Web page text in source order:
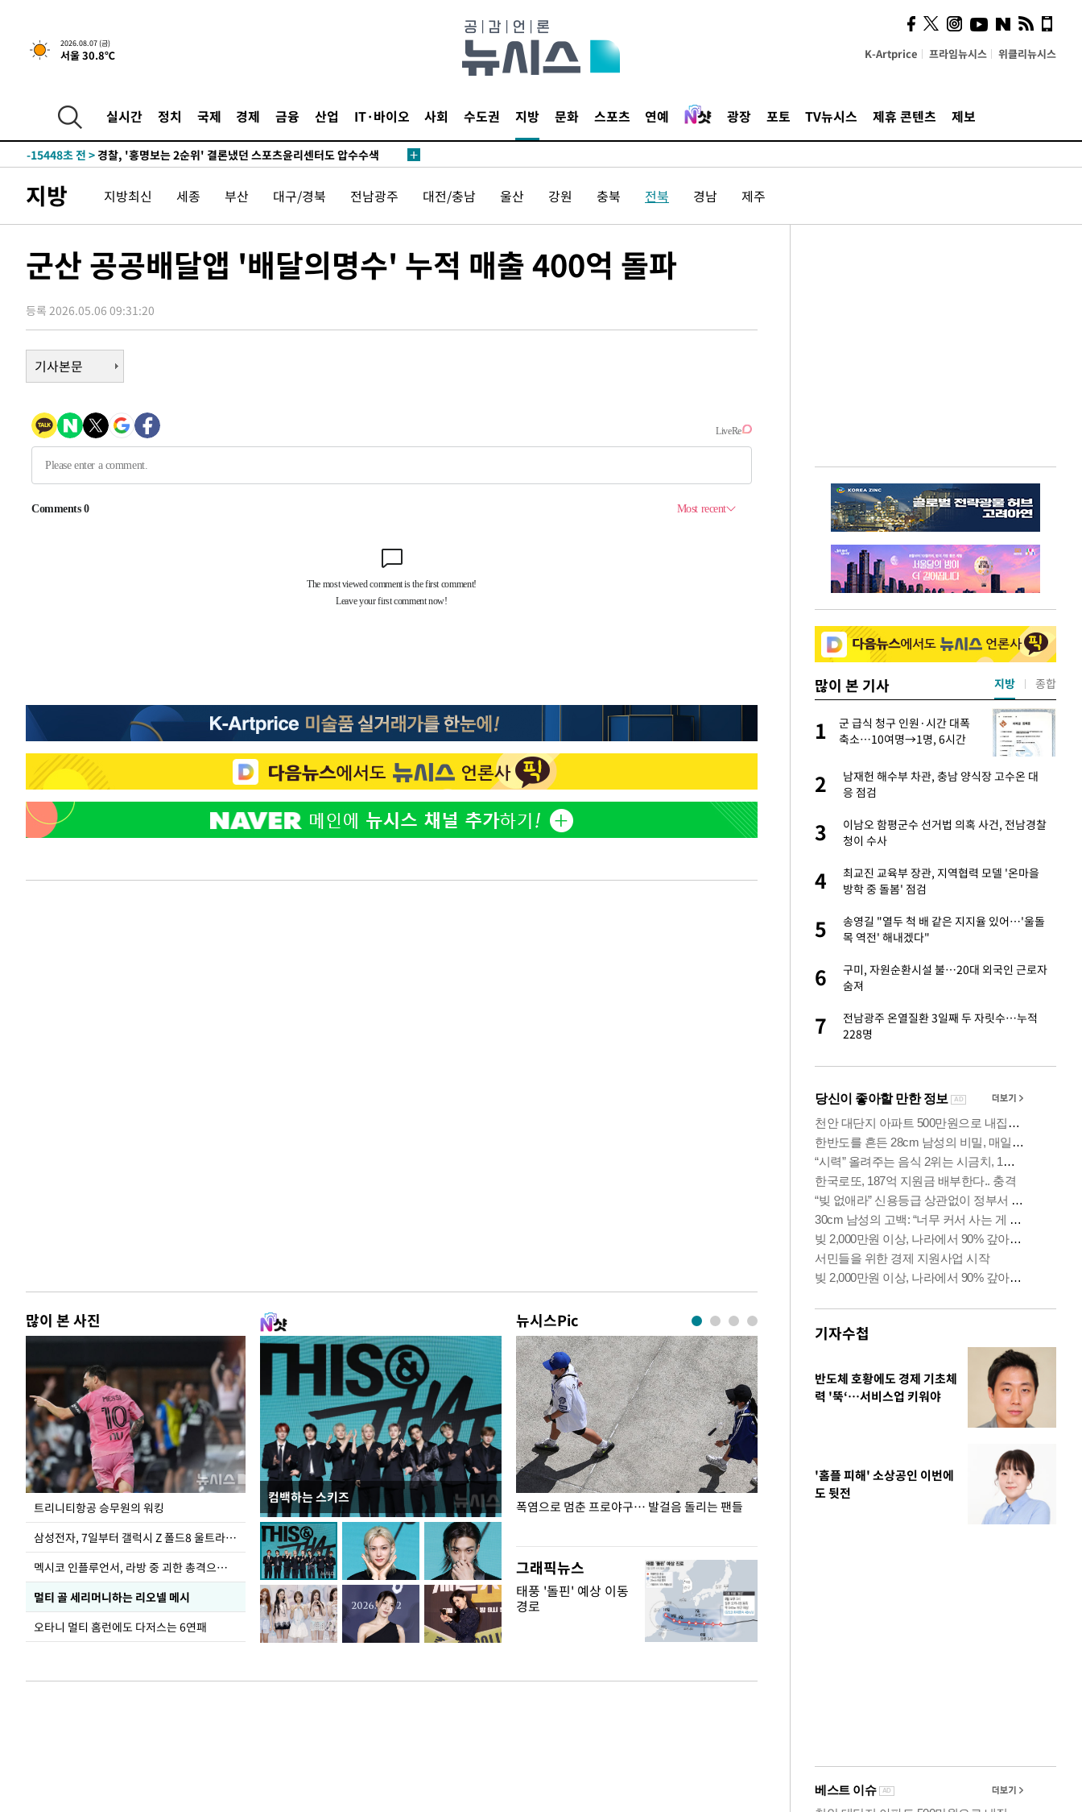
2026.08.07 (금)
서울 30.8℃ K-Artprice 프라임뉴시스 위클리뉴시스
실시간 정치 국제 경제 금융 산업 IT·바이오 사회 수도권 지방 문화 스포츠 연예 광장 포토 TV뉴시스 제휴 콘텐츠 제보
5시간 전 >내일까지 39도 '펄펄'…기상청 "태풍 지나며 폭염 잠시 꺾인다"
-18534초 전 >'월드컵 탈락 후폭풍' 축구협회…11시간 걸린 초유의 압수수색(종
-16763초 전 >
축구협회, 15년 전 심판 성 접대 파문에 "현재는 내부 지침 준수"
-15448초 전 >
-1044초 전 > [속보]합참 "北 발사체는 단거리탄도미사일…감시·경계태세 강화"
12분 전 >
[속보] SKT, 에이닷 서비스 장애 발생…"원인 파악 중"
22분 전 >[속보]합참 "북, 동해상으로 미상 발사체 발사"
33분 전 >[속보]7~9일 프로야구 3연전도 폭염 취소…11일 재개
42분 전 >'월드컵 탈락 후폭풍' 축구협회…초유의 압수수색에 '충격·당황'
44분 전 >서울 낮 37.9도, 올여름 최고치 경신…영등포 순간 '40도'
52분 전 > [속보]종합특검, 대검 추가 압수수색…내란 중요임무종사 혐의
1시간 전 >[속보]코스닥, 800p 회복…0.26% 오른 801.67 마감
2시간 전 > [속보]원·달러 환율, 0.7원 내린 1423.8원 마감
2시간 전 >"여기 떨어졌다"…다누리, 스페이스X 로켓 달 충돌 흔적 포착
3시간 전 >손흥민, 5경기 연속골 실패…LAFC는 승부차기 끝 과달라하라 격파
-18534초 전 >
축구협회, 15년 전 심판 성 접대 파문에 "현재는 내부 지침 준수"
경찰, '홍명보는 2순위' 결론냈던 스포츠윤리센터도 압수수색
[속보]합참 "北 발사체는 단거리탄도미사일…감시·경계태세 강화"
33분 전 >
[속보]7~9일 프로야구 3연전도 폭염 취소…11일 재개
39분 전 >"韓 외환시장 개입 관측 배경엔 美의 대한국 무역적자 있어"
42분 전 >'월드컵 탈락 후폭풍' 축구협회…초유의 압수수색에 '충격·당황'
44분 전 >서울 낮 37.9도, 올여름 최고치 경신…영등포 순간 '40도'
52분 전 >[속보]종합특검, 대검 추가 압수수색…내란 중요임무종사 혐의
1시간 전 >
[속보]코스닥, 800p 회복…0.26% 오른 801.67 마감
2시간 전 >[속보]원·달러 환율, 0.7원 내린 1423.8원 마감
지방 지방최신 세종 부산 대구/경북 전남광주 대전/충남 울산 강원 충북 전북 경남 제주
군산 공공배달앱 '배달의명수' 누적 매출 400억 돌파
등록 2026.05.06 09:31:20
기사본문
많이 본 사진
트리니티항공 승무원의 워킹
삼성전자, 7일부터 갤럭시 Z 폴드8 울트라·폴드8·플립8 출시
멕시코 인플루언서, 라방 중 괴한 총격으로 사망
멀티 골 세리머니하는 리오넬 메시
오타니 멀티 홈런에도 다저스는 6연패
컴백하는 스키즈
뉴시스Pic
입추 하루 앞둔 전남광주… 열화상 카메라에 담긴
폭염
폭염으로 멈춘 프로야구… 발걸음 돌리는 팬들
이 대통령, '청년 대책 속도 높여야…폭염 문제도 입추 코앞인데
그래픽뉴스
태풍 '돌핀' 예상 이동
경로
많이 본 기사
이승기 측 "차가원 전세금 미
반환은 고도의 사기 수법…엄
벌 원해"
2
일상 공개
3
김혜수 "우린 돈 받고 일하는 프리랜서…받
는 만큼 해내야"
4
1
군 급식 청구 인원·시간 대폭
축소…10여명→1명, 6시간
2
남재헌 해수부 차관, 충남 양식장 고수온 대
응 점검
3
이남오 함평군수 선거법 의혹 사건, 전남경찰
청이 수사
4
최교진 교육부 장관, 지역협력 모델 '온마을
방학 중 돌봄' 점검
5
송영길 "열두 척 배 같은 지지율 있어…'울돌
목 역전' 해내겠다"
6
구미, 자원순환시설 불…20대 외국인 근로자
숨져
7
전남광주 온열질환 3일째 두 자릿수…누적
228명
지방 종합
기자수첩
반도체 호황에도 경제 기초체
력 '뚝‘…서비스업 키워야
'홈플 피해' 소상공인 이번에
도 뒷전